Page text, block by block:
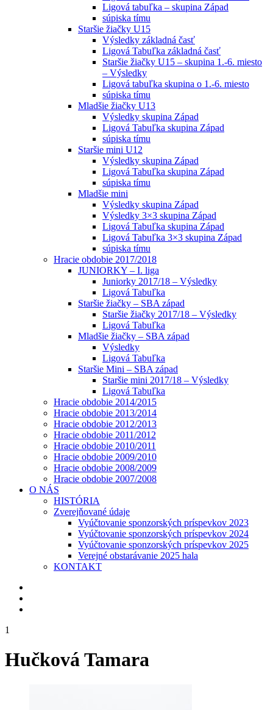
Ligová tabuľka – skupina Západ
súpiska tímu
Staršie žiačky U15
Výsledky základná časť
Ligová Tabuľka základná časť
Staršie žiačky U15 – skupina 1.-6. miesto
– Výsledky
Ligová tabuľka skupina o 1.-6. miesto
súpiska tímu
Mladšie žiačky U13
Výsledky skupina Západ
Ligová Tabuľka skupina Západ
súpiska tímu
Staršie mini U12
Výsledky skupina Západ
Ligová Tabuľka skupina Západ
súpiska tímu
Mladšie mini
Výsledky skupina Západ
Výsledky 3×3 skupina Západ
Ligová Tabuľka skupina Západ
Ligová Tabuľka 3×3 skupina Západ
súpiska tímu
Hracie obdobie 2017/2018
JUNIORKY – I. liga
Juniorky 2017/18 – Výsledky
Ligová Tabuľka
Staršie žiačky – SBA západ
Staršie žiačky 2017/18 – Výsledky
Ligová Tabuľka
Mladšie žiačky – SBA západ
Výsledky
Ligová Tabuľka
Staršie Mini – SBA západ
Staršie mini 2017/18 – Výsledky
Ligová Tabuľka
Hracie obdobie 2014/2015
Hracie obdobie 2013/2014
Hracie obdobie 2012/2013
Hracie obdobie 2011/2012
Hracie obdobie 2010/2011
Hracie obdobie 2009/2010
Hracie obdobie 2008/2009
Hracie obdobie 2007/2008
O NÁS
HISTÓRIA
Zverejňované údaje
Vyúčtovanie sponzorských príspevkov 2023
Vyúčtovanie sponzorských príspevkov 2024
Vyúčtovanie sponzorských príspevkov 2025
Verejné obstarávanie 2025 hala
KONTAKT
1
Hučková Tamara